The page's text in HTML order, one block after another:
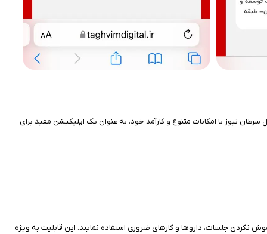
سرطان نیوز با امکانات متنوع و کارآمد خود، به عنوان یک اپلیکیشن مفید برای
نکردن جلسات، داروها و کارهای ضروری استفاده نمایند. این قابلیت به ویژه